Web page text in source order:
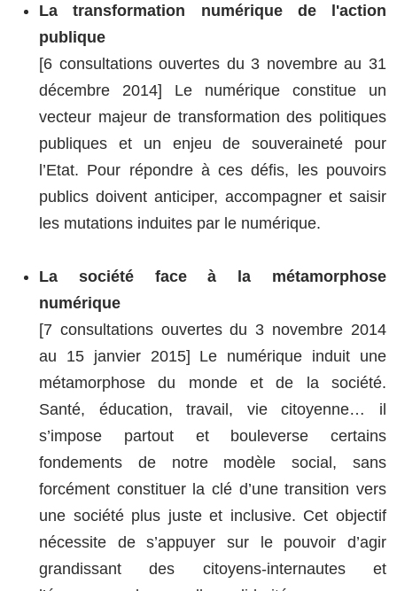
La transformation numérique de l'action
publique
[6 consultations ouvertes du 3 novembre au 31
décembre 2014] Le numérique constitue un
vecteur majeur de transformation des politiques
publiques et un enjeu de souveraineté pour
l’Etat. Pour répondre à ces défis, les pouvoirs
publics doivent anticiper, accompagner et saisir
les mutations induites par le numérique.
La société face à la métamorphose
numérique
[7 consultations ouvertes du 3 novembre 2014
au 15 janvier 2015] Le numérique induit une
métamorphose du monde et de la société.
Santé, éducation, travail, vie citoyenne… il
s’impose partout et bouleverse certains
fondements de notre modèle social, sans
forcément constituer la clé d’une transition vers
une société plus juste et inclusive. Cet objectif
nécessite de s’appuyer sur le pouvoir d’agir
grandissant des citoyens-internautes et